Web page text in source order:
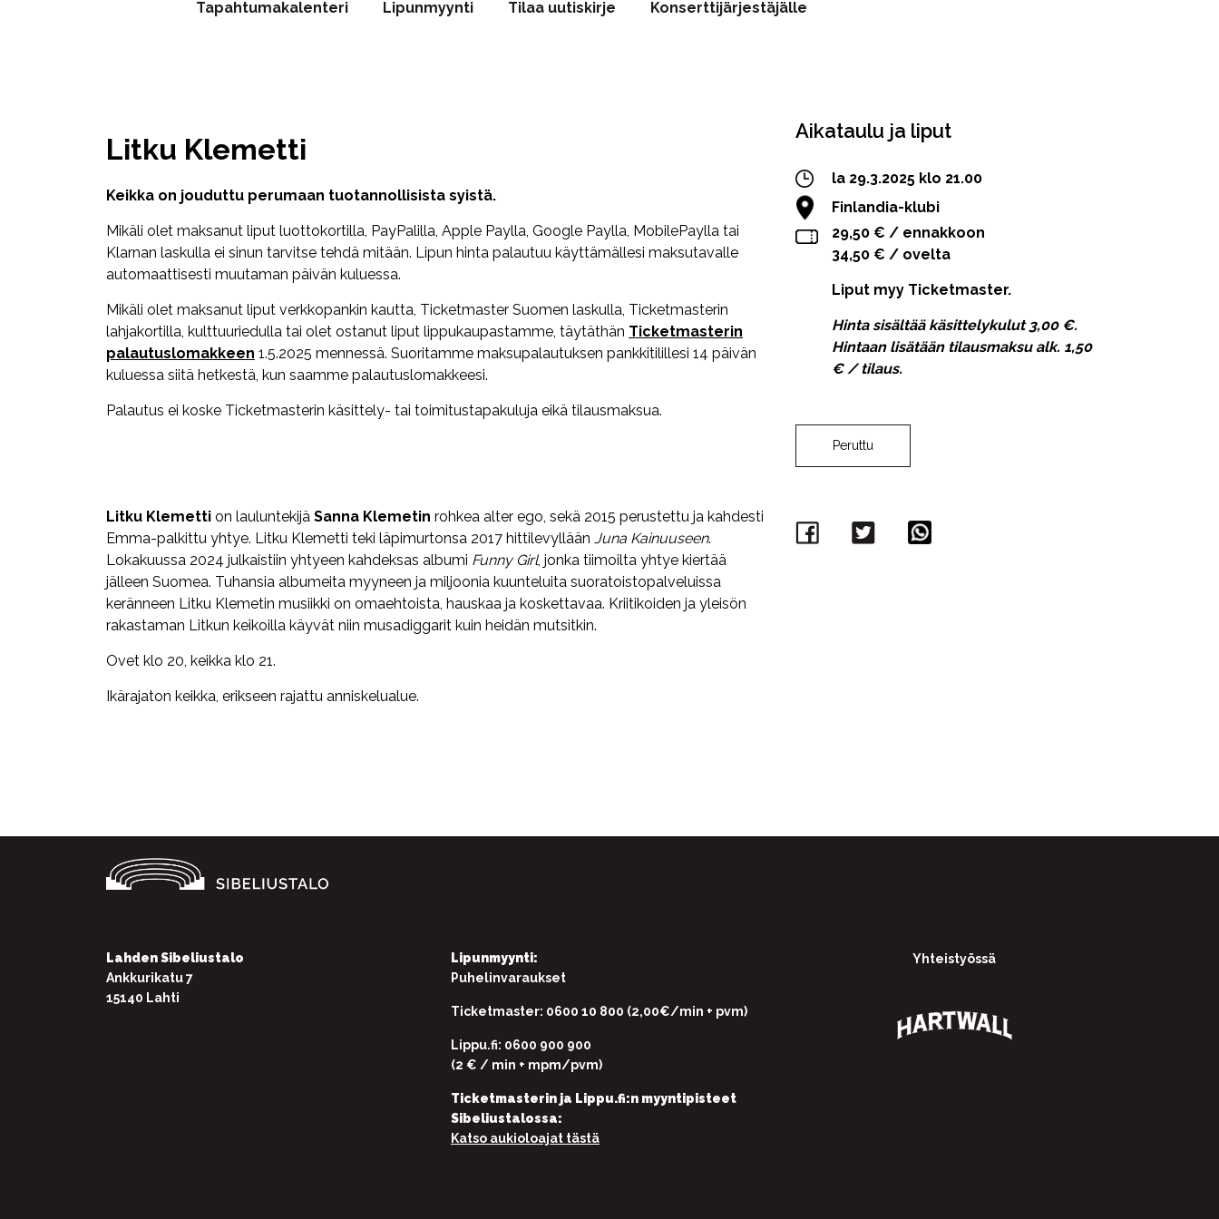
Tapahtumakalenteri Lipunmyynti Tilaa uutiskirje Konserttijärjestäjälle
Litku Klemetti
Keikka on jouduttu perumaan tuotannollisista syistä.
Mikäli olet maksanut liput luottokortilla, PayPalilla, Apple Paylla, Google Paylla, MobilePaylla tai
Klarnan laskulla ei sinun tarvitse tehdä mitään. Lipun hinta palautuu käyttämällesi maksutavalle
automaattisesti muutaman päivän kuluessa.
Mikäli olet maksanut liput verkkopankin kautta, Ticketmaster Suomen laskulla, Ticketmasterin
lahjakortilla, kulttuuriedulla tai olet ostanut liput lippukaupastamme, täytäthän Ticketmasterin
palautuslomakkeen 1.5.2025 mennessä. Suoritamme maksupalautuksen pankkitilillesi 14 päivän
kuluessa siitä hetkestä, kun saamme palautuslomakkeesi.
Palautus ei koske Ticketmasterin käsittely- tai toimitustapakuluja eikä tilausmaksua.
Litku Klemetti on lauluntekijä Sanna Klemetin rohkea alter ego, sekä 2015 perustettu ja kahdesti
Emma-palkittu yhtye. Litku Klemetti teki läpimurtonsa 2017 hittilevyllään Juna Kainuuseen.
Lokakuussa 2024 julkaistiin yhtyeen kahdeksas albumi Funny Girl, jonka tiimoilta yhtye kiertää
jälleen Suomea. Tuhansia albumeita myyneen ja miljoonia kuunteluita suoratoistopalveluissa
keränneen Litku Klemetin musiikki on omaehtoista, hauskaa ja koskettavaa. Kriitikoiden ja yleisön
rakastaman Litkun keikoilla käyvät niin musadiggarit kuin heidän mutsitkin.
Ovet klo 20, keikka klo 21.
Ikärajaton keikka, erikseen rajattu anniskelualue.
Aikataulu ja liput
la 29.3.2025 klo 21.00
Finlandia-klubi
29,50 € / ennakkoon
34,50 € / ovelta
Liput myy Ticketmaster.
Hinta sisältää käsittelykulut 3,00 €.
Hintaan lisätään tilausmaksu alk. 1,50
€ / tilaus.
Peruttu
Facebook
Twitter
Lahden Sibeliustalo
Ankkurikatu 7
15140 Lahti
Lipunmyynti:
Puhelinvaraukset
Ticketmaster: 0600 10 800 (2,00€/min + pvm)
Lippu.fi: 0600 900 900
(2 € / min + mpm/pvm)
Ticketmasterin ja Lippu.fi:n myyntipisteet
Sibeliustalossa:
Katso aukioloajat tästä
Yhteistyössä